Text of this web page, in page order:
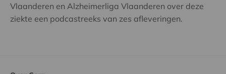
Vlaanderen en Alzheimerliga Vlaanderen over deze
ziekte een podcastreeks van zes afleveringen.